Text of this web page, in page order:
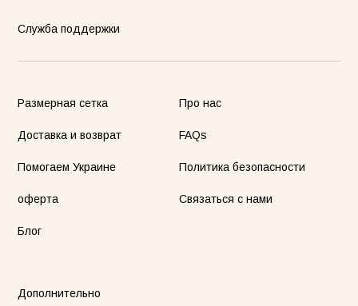
Служба поддержки
Размерная сетка Про нас
Доставка и возврат FAQs
Помогаем Украине Политика безопасности
оферта Связаться с нами
Блог
Дополнительно